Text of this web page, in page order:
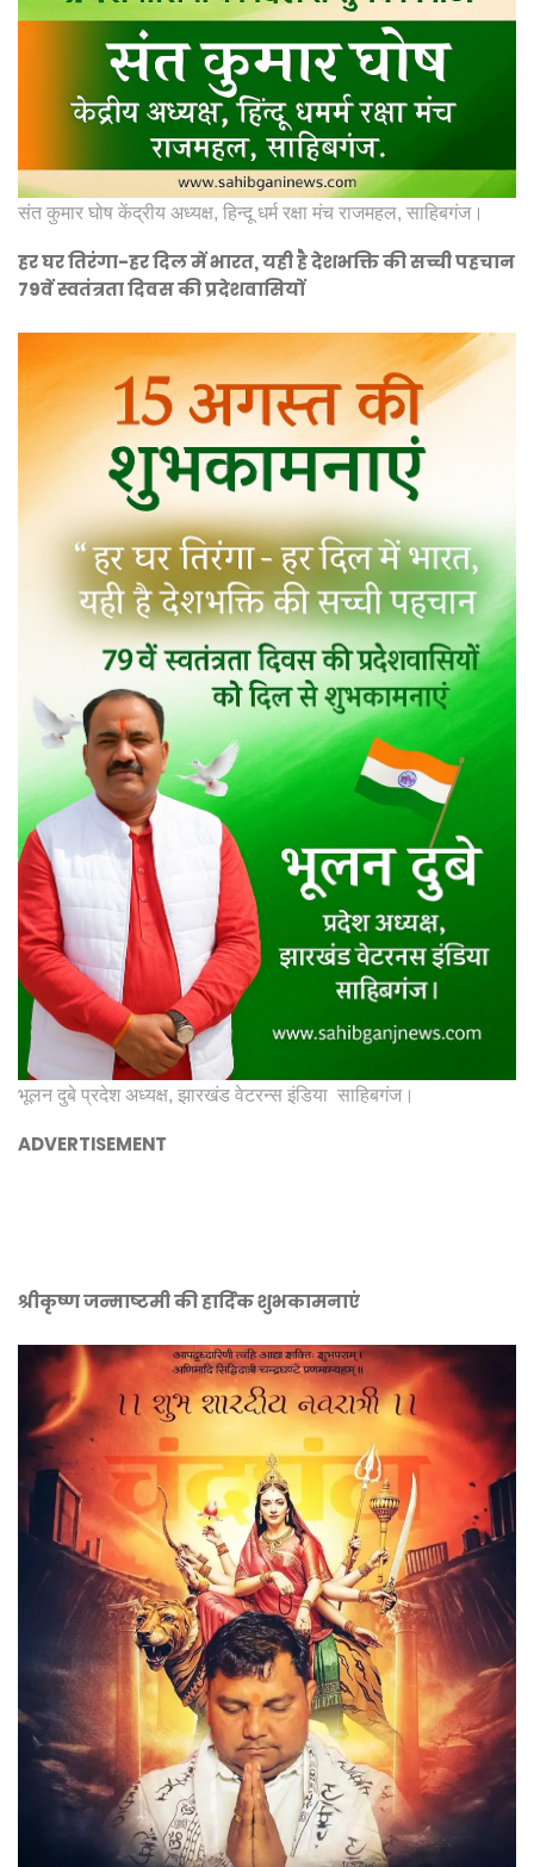
संत कुमार घोष केंद्रीय अध्यक्ष, हिन्दू धर्म रक्षा मंच राजमहल, साहिबगंज।
हर घर तिरंगा-हर दिल में भारत, यही है देशभक्ति की सच्ची पहचान
79वें स्वतंत्रता दिवस की प्रदेशवासियों
भूलन दुबे प्रदेश अध्यक्ष, झारखंड वेटरन्स इंडिया साहिबगंज।
ADVERTISEMENT
श्रीकृष्ण जन्माष्टमी की हार्दिक शुभकामनाएं